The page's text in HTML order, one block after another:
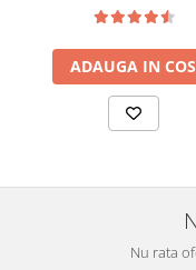
ADAUGA IN COS
Nu rata